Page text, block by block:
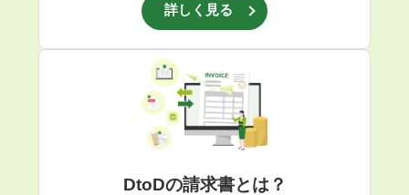
詳しく見る
DtoDの請求書とは？